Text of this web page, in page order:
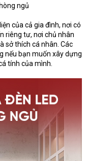
ngủ
của cả gia đình, nơi có
riêng tư, nơi chủ nhân
sở thích cá nhân. Các
nếu bạn muốn xây dựng
tính của mình.